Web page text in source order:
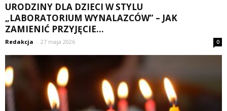
URODZINY DLA DZIECI W STYLU
„LABORATORIUM WYNALAZCÓW” – JAK
ZAMIENIĆ PRZYJĘCIE...
Redakcja - 27 maja 2026 0